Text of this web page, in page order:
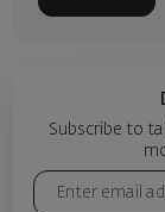
Subscribe to